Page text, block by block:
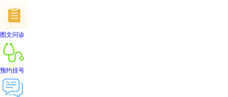
图文问诊
预约挂号